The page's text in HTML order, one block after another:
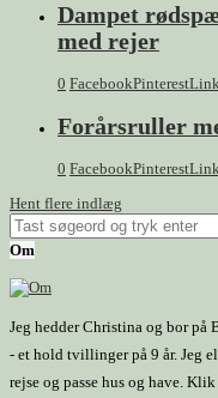
Dampet
med rejer
0 FacebookPinterest
Forårsruller
0 FacebookPinterest
Hent flere indlæg
Om
Jeg hedder Christina og bor på
- et hold tvillinger på 9 år. Jeg
rejse og passe hus og have.